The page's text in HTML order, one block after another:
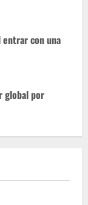
entrar con una
global por